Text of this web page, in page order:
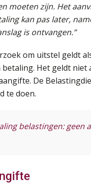
moeten zijn. Het
kan pas later,
is ontvangen.”
om uitstel geldt
Het geldt niet
De
te doen.
belastingen: geen
De mensen achter
Worx